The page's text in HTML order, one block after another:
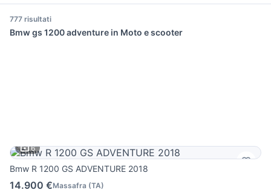
777 risultati
Bmw gs 1200 adventure in Moto e scooter
6
Bmw R 1200 GS ADVENTURE 2018
14.900 €Massafra (TA)